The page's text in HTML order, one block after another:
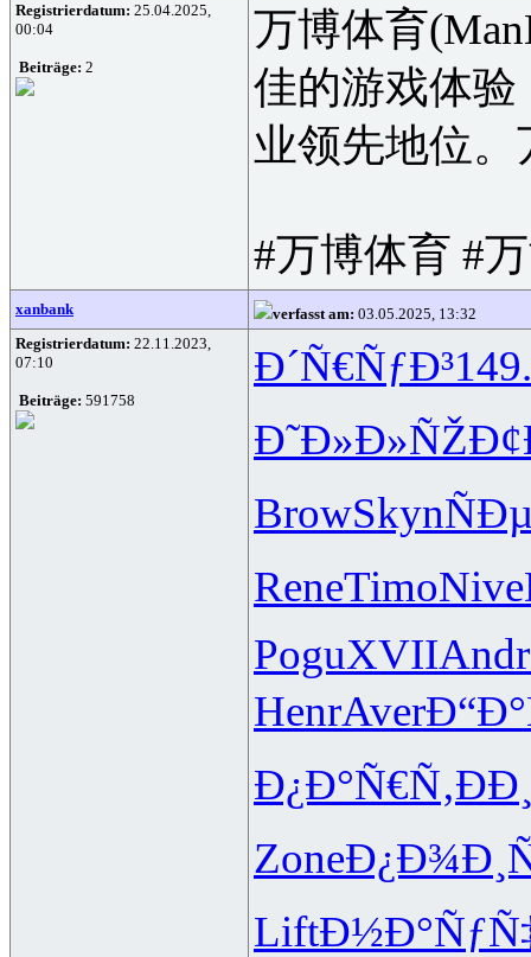
Registrierdatum: 25.04.2025,
00:04
Beiträge: 2
万博体育
佳的游戏体
业领先地位
#万博体育 #
xanbank verfasst am: 03.05.2025, 13:32
Registrierdatum: 22.11.2023,
07:10
Beiträge: 591758
Ð´Ñ€ÑƒÐ³
Ð˜Ð»Ð»ÑŽ
BrowSkyn
ReneTimoNive
PoguXVIIAndr
HenrAver
Ð¿Ð°Ñ€Ñ‚
Zone
Lift